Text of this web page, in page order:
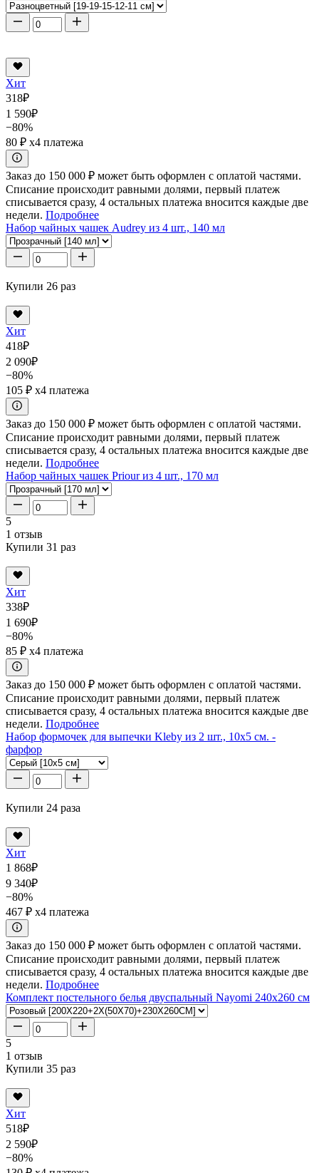
Хит
318₽
1 590₽
−80%
80 ₽ x4 платежа
Заказ до 150 000 ₽ может быть оформлен с оплатой частями.
Списание происходит равными долями, первый платеж
списывается сразу, 4 остальных платежа вносится каждые две
недели. Подробнее
Набор чайных чашек Audrey из 4 шт., 140 мл
Купили 26 раз
Хит
418₽
2 090₽
−80%
105 ₽ x4 платежа
Заказ до 150 000 ₽ может быть оформлен с оплатой частями.
Списание происходит равными долями, первый платеж
списывается сразу, 4 остальных платежа вносится каждые две
недели. Подробнее
Набор чайных чашек Priour из 4 шт., 170 мл
5
1 отзыв
Купили 31 раз
Хит
338₽
1 690₽
−80%
85 ₽ x4 платежа
Заказ до 150 000 ₽ может быть оформлен с оплатой частями.
Списание происходит равными долями, первый платеж
списывается сразу, 4 остальных платежа вносится каждые две
недели. Подробнее
Набор формочек для выпечки Kleby из 2 шт., 10x5 см. -
фарфор
Купили 24 раза
Хит
1 868₽
9 340₽
−80%
467 ₽ x4 платежа
Заказ до 150 000 ₽ может быть оформлен с оплатой частями.
Списание происходит равными долями, первый платеж
списывается сразу, 4 остальных платежа вносится каждые две
недели. Подробнее
Комплект постельного белья двуспальный Nayomi 240x260 см
5
1 отзыв
Купили 35 раз
Хит
518₽
2 590₽
−80%